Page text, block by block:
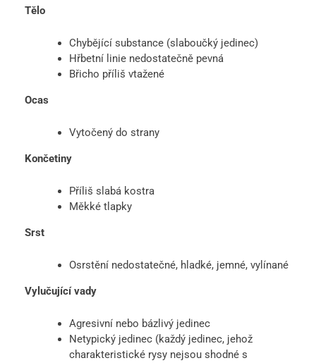
Tělo
Chybějící substance (slaboučký jedinec)
Hřbetní linie nedostatečně pevná
Břicho příliš vtažené
Ocas
Vytočený do strany
Končetiny
Příliš slabá kostra
Měkké tlapky
Srst
Osrstění nedostatečné, hladké, jemné, vylínané
Vylučující vady
Agresivní nebo bázlivý jedinec
Netypický jedinec (každý jedinec, jehož
charakteristické rysy nejsou shodné s